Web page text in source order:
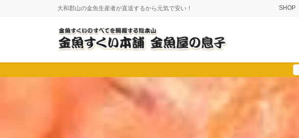
に
移
ョ
ン
大和郡山の金魚生産者が直送するから元気で安い！ SHOP